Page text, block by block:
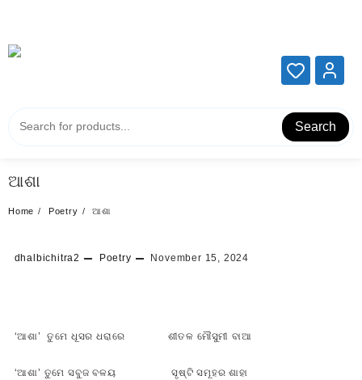
Search
ଆଶା
Home Poetry ଆଶା
dhalbichitra2 Poetry November 15, 2024
‘ଆଶା’ ତୁମେ ଧୂସର ଧରାରେ ଶୀତଳ ମୌସୁମୀ ବାଆ
‘ଆଶା’ ତୁମେ ସବୁଜ ବଳୟ ସୃଷ୍ଟି ସମୂହର ଶାହା